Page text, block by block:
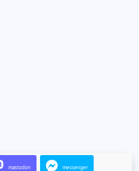
mastodon messenger